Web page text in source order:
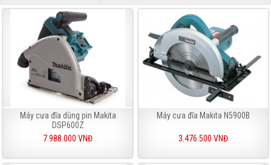
Máy cưa đĩa dùng pin Makita
DSP600Z
7.988.000 VNĐ
Máy cưa đĩa Makita N5900B
3.476.500 VNĐ